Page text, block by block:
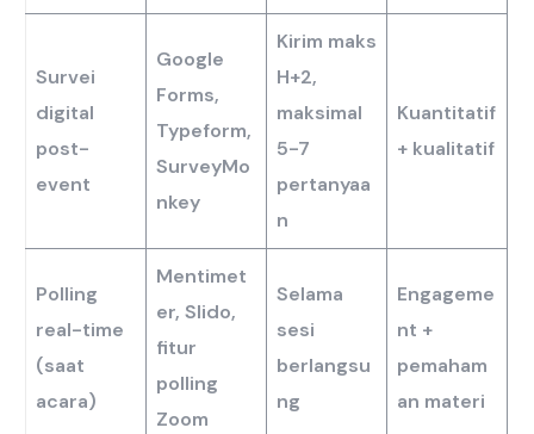
Survei
digital
post-
event
Google
Forms,
Typeform,
SurveyMo
nkey
Kirim maks
H+2,
maksimal
5-7
pertanyaa
n
Kuantitatif
+ kualitatif
Polling
real-time
(saat
acara)
Mentimet
er, Slido,
fitur
polling
Zoom
Selama
sesi
berlangsu
ng
Engageme
nt +
pemaham
an materi